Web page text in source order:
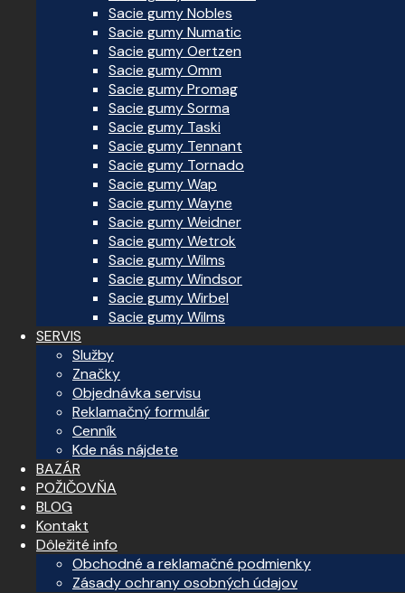
Sacie gumy Nobles
Sacie gumy Numatic
Sacie gumy Oertzen
Sacie gumy Omm
Sacie gumy Promag
Sacie gumy Sorma
Sacie gumy Taski
Sacie gumy Tennant
Sacie gumy Tornado
Sacie gumy Wap
Sacie gumy Wayne
Sacie gumy Weidner
Sacie gumy Wetrok
Sacie gumy Wilms
Sacie gumy Windsor
Sacie gumy Wirbel
Sacie gumy Wilms
SERVIS
Služby
Značky
Objednávka servisu
Reklamačný formulár
Cenník
Kde nás nájdete
BAZÁR
POŽIČOVŇA
BLOG
Kontakt
Dôležité info
Obchodné a reklamačné podmienky
Zásady ochrany osobných údajov